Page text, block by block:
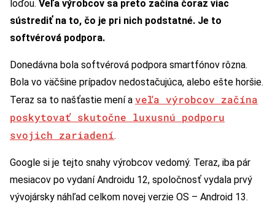
loďou. Veľa výrobcov sa preto začína čoraz viac
sústrediť na to, čo je pri nich podstatné. Je to
softvérová podpora.
Donedávna bola softvérová podpora smartfónov rôzna.
Bola vo väčšine prípadov nedostačujúca, alebo ešte horšie.
Teraz sa to našťastie mení a veľa výrobcov začína
poskytovať skutočne luxusnú podporu
svojich zariadení.
Google si je tejto snahy výrobcov vedomý. Teraz, iba pár
mesiacov po vydaní Androidu 12, spoločnosť vydala prvý
vývojársky náhľad celkom novej verzie OS – Android 13.